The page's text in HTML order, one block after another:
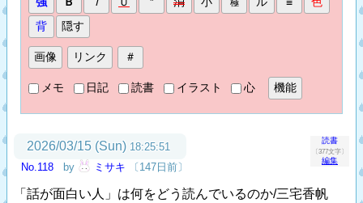
メモ 日記 読書 イラスト 心
読書
〔377文字〕
編集
2026/03/15 (Sun) 18:25:51
No.118
by ミサキ 〔147日前〕
「話が面白い人」は何をどう読んでいるのか/三宅香帆